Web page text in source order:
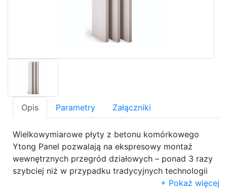
Opis Parametry Załączniki
Wielkowymiarowe płyty z betonu komórkowego
Ytong Panel pozwalają na ekspresowy montaż
wewnętrznych przegród działowych – ponad 3 razy
szybciej niż w przypadku tradycyjnych technologii
murowych! Wysokość elementów jest każdorazowo
Pokaż więcej